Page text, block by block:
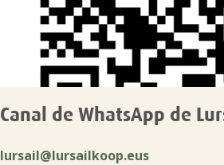
Canal de WhatsApp de
lursail@lursailkoop.eus